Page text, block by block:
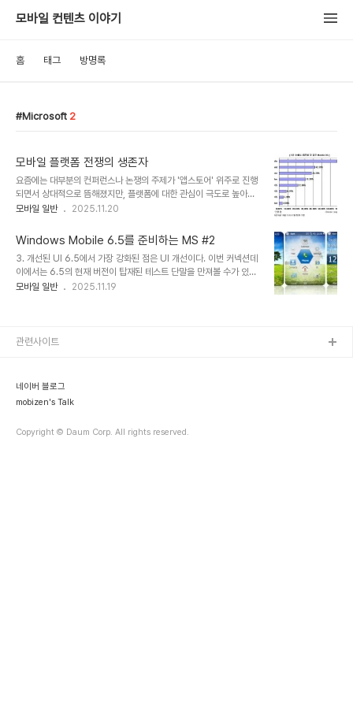
모바일 컨텐츠 이야기
홈 태그 방명록
Microsoft 2
모바일 플랫폼 전쟁의 생존자
요즘에는 대부분의 컨퍼런스나 논쟁의 주제가 '앱스토어' 위주로 진행
되면서 상대적으로 뜸해졌지만, 플랫폼에 대한 관심이 극도로 높아진
얼마전만 해도 "어떠한 플랫폼이 살아 남을 것인가?", "어떠한 플랫폼
한 플랫폼이 살아 남을 것인지 지금 예상하는 것은 몹시 위험합니다.
훗날에는 몇몇 플랫폼만 생존하고 정리가 될 것은 분명하지만, 그 때가
빨리 오지는 않을 것 같습니다. 지금은 유연성있는 전략과 기술력이 중
요한 시점입니다."라고 답을 했다. 독일의 저명한 모바일 전문가이자
'PUGcast' 라는 블로그를 운영하는 Clemens Schuchert는 자신
모바일 일반 2025.11.20
Windows Mobile 6.5를 준비하는 MS #2
3. 개선된 UI 6.5에서 가장 강화된 점은 UI 개선이다. 이번 커넥션데
이에서는 6.5의 현재 버전이 탑재된 테스트 단말을 만져볼 수가 있었
다. 익히 알려진 육각형 화면, 잠금화면과 제스쳐, 터치 감도를 높게 하
하고 디테일은 다소 떨어진 느낌이다. Scroll View 상태에서 Flick
한..
모바일 일반 2025.11.19
네이버 블로그
mobizen's Talk
Copyright © Daum Corp. All rights reserved.
관련사이트